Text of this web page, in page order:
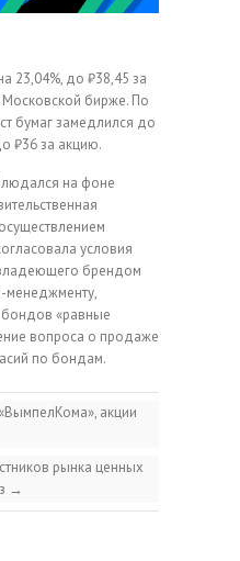
23,04%, до ₽38,45 за
Московской бирже. По
бумаг замедлился до
₽36 за акцию.
на фоне
условия
брендом
менеджменту,
«равные
вопроса о продаже
по бондам.
акции
рынка ценных
→